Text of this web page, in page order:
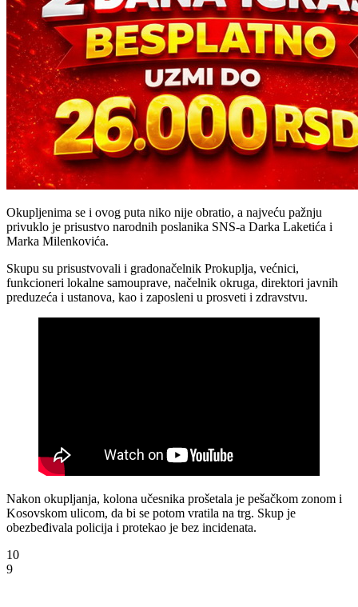
Okupljenima se i ovog puta niko nije obratio, a najveću pažnju
privuklo je prisustvo narodnih poslanika SNS-a Darka Laketića i
Marka Milenkovića.
Skupu su prisustvovali i gradonačelnik Prokuplja, većnici,
funkcioneri lokalne samouprave, načelnik okruga, direktori javnih
preduzeća i ustanova, kao i zaposleni u prosveti i zdravstvu.
Nakon okupljanja, kolona učesnika prošetala je pešačkom zonom i
Kosovskom ulicom, da bi se potom vratila na trg. Skup je
obezbeđivala policija i protekao je bez incidenata.
10
9